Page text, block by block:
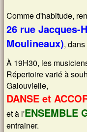
Connexion
Rechercher
Comme d'habitude,
26 rue Jacques-
Moulineaux),
À 19H30, les
Répertoire varié à
Galouvielle,
DANSE et
et à l'ENSEMBLE
entrainer.